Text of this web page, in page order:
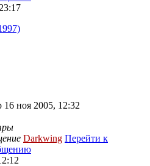
16 ноя 2005, 12:32
Darkwing Перейти к